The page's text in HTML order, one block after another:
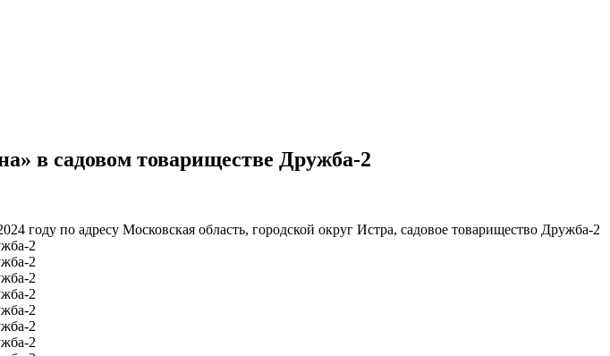
в садовом товариществе Дружба-2
году по адресу Московская область, городской округ Истра, садовое товарищество Дружба-2